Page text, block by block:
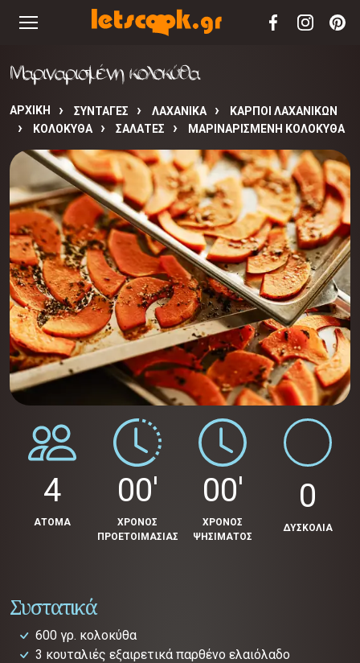
Μαριναρισμένη κολοκύθα
ΑΡΧΙΚΉ ΣΥΝΤΑΓΈΣ ΛΑΧΑΝΙΚΑ
ΚΑΡΠΟΙ ΛΑΧΑΝΙΚΩΝ
ΚΟΛΟΚΥΘΑ
ΣΑΛΑΤΕΣ ΜΑΡΙΝΑΡΙΣΜΈΝΗ ΚΟΛΟΚΎΘΑ
4
ΑΤΟΜΑ
00'
ΧΡΟΝΟΣ
ΠΡΟΕΤΟΙΜΑΣΙΑΣ
00'
ΧΡΟΝΟΣ
ΨΗΣΙΜΑΤΟΣ
0
ΔΥΣΚΟΛΙΑ
Συστατικά
600 γρ. κολοκύθα
3 κουταλιές εξαιρετικά παρθένο ελαιόλαδο